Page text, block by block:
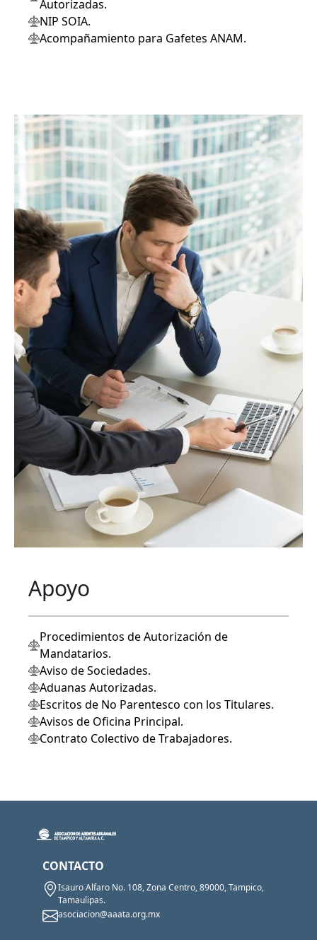
Autorizadas.
NIP SOIA.
Acompañamiento para Gafetes ANAM.
Apoyo
Procedimientos de Autorización de
Mandatarios.
Aviso de Sociedades.
Aduanas Autorizadas.
Escritos de No Parentesco con los Titulares.
Avisos de Oficina Principal.
Contrato Colectivo de Trabajadores.
CONTACTO
Isauro Alfaro No. 108, Zona Centro, 89000, Tampico,
Tamaulipas.
asociacion@aaata.org.mx